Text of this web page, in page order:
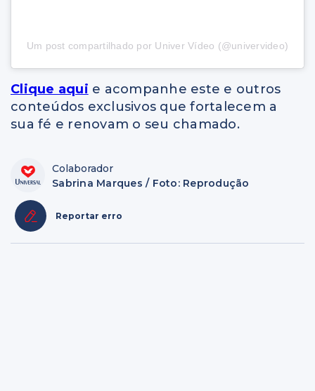
Um post compartilhado por Univer Vídeo (@univervideo)
Clique aqui e acompanhe este e outros
conteúdos exclusivos que fortalecem a
sua fé e renovam o seu chamado.
Colaborador
Sabrina Marques / Foto: Reprodução
Reportar erro